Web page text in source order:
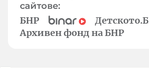
сайтове:
БНР
Архивен фонд на БНР